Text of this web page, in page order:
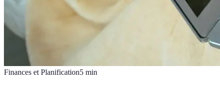
Finances et Planification5 min